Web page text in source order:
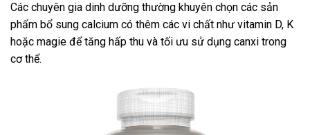
Các chuyên gia dinh dưỡng thường khuyên chọn các sản
phẩm bổ sung calcium có thêm các vi chất như vitamin D, K
hoặc magie để tăng hấp thu và tối ưu sử dụng canxi trong
cơ thể.